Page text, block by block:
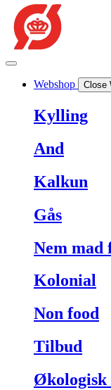
Webshop Close
Kylling
And
Kalkun
Gås
Nem mad
Kolonial
Non food
Tilbud
Økologisk